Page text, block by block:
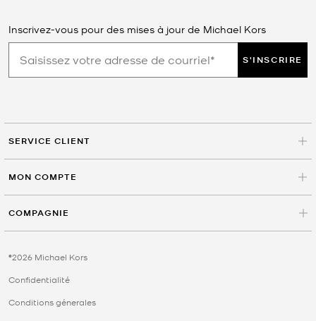
Inscrivez-vous pour des mises à jour de Michael Kors
S'INSCRIRE
SERVICE CLIENT
MON COMPTE
COMPAGNIE
©2026 Michael Kors
Confidentialité
Conditions génerales